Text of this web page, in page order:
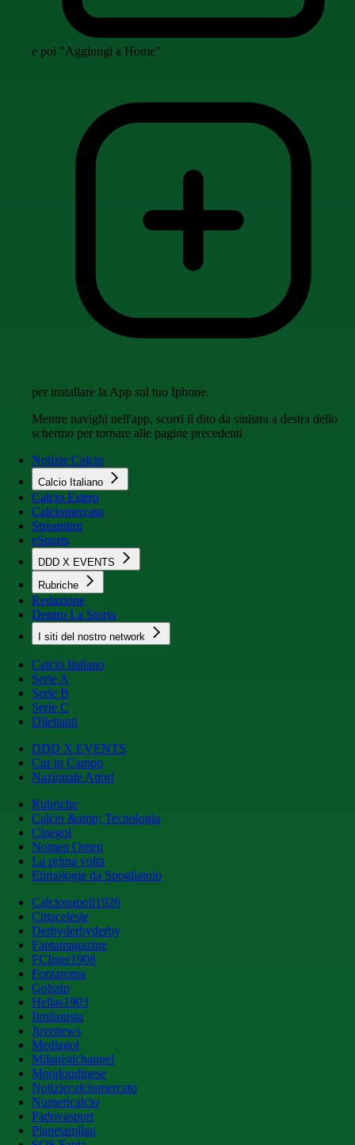
e poi "Aggiungi a Home"
per installare la App sul tuo Iphone.
Mentre navighi nell'app, scorri il dito da sinistra a destra dello
schermo per tornare alle pagine precedenti
Notizie Calcio
Calcio Italiano
Calcio Estero
Calciomercato
Streaming
eSports
DDD X EVENTS
Rubriche
Redazione
Dentro La Storia
I siti del nostro network
Calcio Italiano
Serie A
Serie B
Serie C
Dilettanti
DDD X EVENTS
Cur in Campo
Nazionale Attori
Rubriche
Calcio &amp; Tecnologia
Cinegol
Nomen Omen
La prima volta
Etimologie da Spogliatoio
Calcionapoli1926
Cittaceleste
Derbyderbyderby
Fantamagazine
FCInter1908
Forzaroma
Golssip
Hellas1903
Ilmilanista
Juvenews
Mediagol
Milanistichannel
Mondoudinese
Notiziecalciomercato
Numericalcio
Padovasport
Pianetamilan